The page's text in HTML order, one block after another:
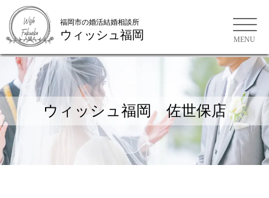
福岡市の婚活結婚相談所
福岡市の婚活結婚相談所
ウィッシュ福岡
ウィッシュ福岡 佐世保店